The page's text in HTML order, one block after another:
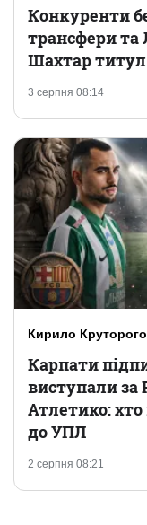
3 серпня 08:14
Конкуренти
трансфери та
Шахтар
Кирило
2 серпня 08:21
Карпати
виступали за
Атлетико:
до УПЛ